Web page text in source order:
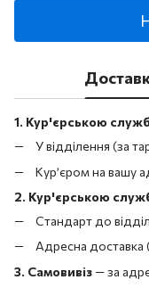
1. Кур'єрською
У відділення (за
Кур’єром на вашу
2. Кур'єрською
Стандарт до
Адресна доставка
3. Самовивіз—за